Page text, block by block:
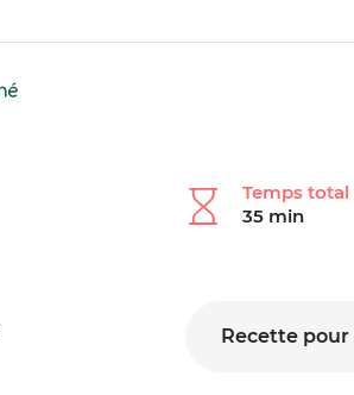
Temps total
35 min
Recette pour